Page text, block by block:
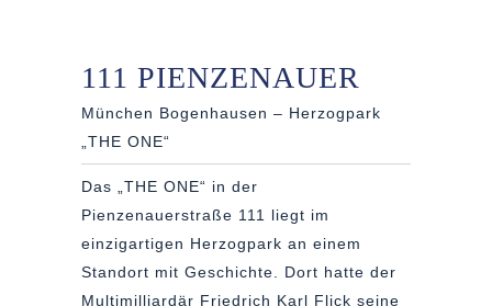
111 PIENZENAUER
München Bogenhausen – Herzogpark
„THE ONE“
Das „THE ONE“ in der
Pienzenauerstraße 111 liegt im
einzigartigen Herzogpark an einem
Standort mit Geschichte. Dort hatte der
Multimilliardär Friedrich Karl Flick seine